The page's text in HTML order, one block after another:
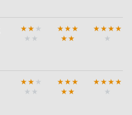
★ ★ ★
★ ★
★ ★ ★
★ ★
★ ★ ★ ★
★
★ ★ ★
★ ★
★ ★ ★
★ ★
★ ★ ★ ★
★